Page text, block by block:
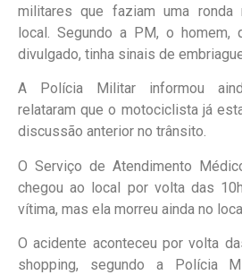
militares que faziam uma ronda
local. Segundo a PM, o homem,
divulgado, tinha sinais de
A Polícia Militar informou
relataram que o motociclista já
discussão anterior no trânsito.
O Serviço de Atendimento
chegou ao local por volta das
vítima, mas ela morreu ainda no
O acidente aconteceu por volta
shopping, segundo a Polícia